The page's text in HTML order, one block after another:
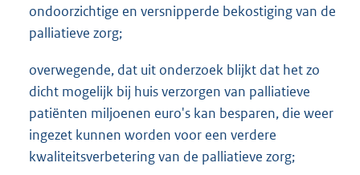
ondoorzichtige en versnipperde bekostiging van de
palliatieve zorg;
overwegende, dat uit onderzoek blijkt dat het zo
dicht mogelijk bij huis verzorgen van palliatieve
patiënten miljoenen euro's kan besparen, die weer
ingezet kunnen worden voor een verdere
kwaliteitsverbetering van de palliatieve zorg;